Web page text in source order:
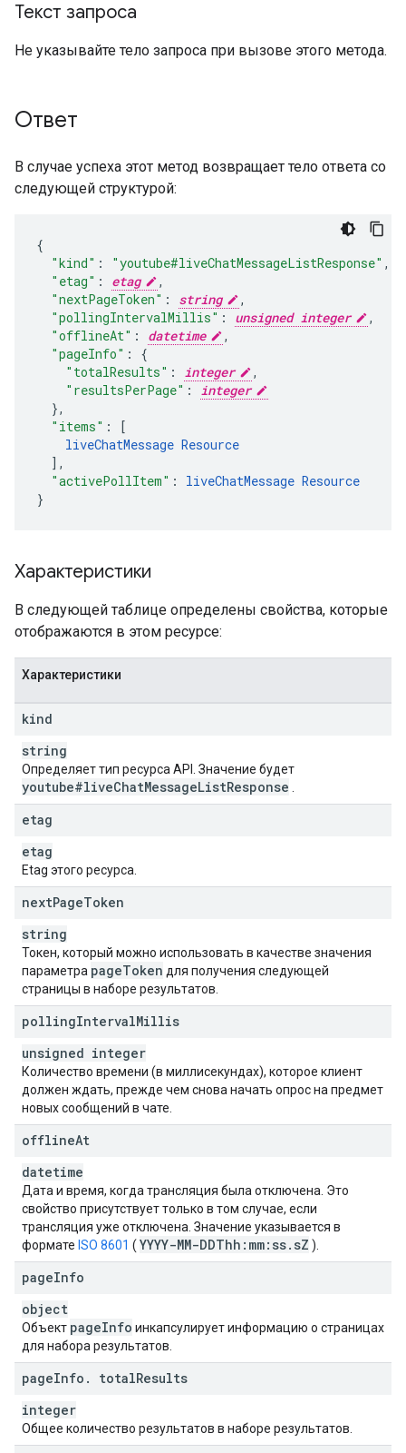
Текст запроса
Не указывайте тело запроса при вызове этого метода.
Ответ
В случае успеха этот метод возвращает тело ответа со
следующей структурой:
"kind" : "youtube#liveChatMessageListResponse" ,
"etag" : etag
,
"nextPageToken" : string
,
"pollingIntervalMillis" : unsigned integer
,
"offlineAt" : datetime
,
"pageInfo" :
"totalResults" : integer
,
"resultsPerPage" :
integer
},
"items" :
[
liveChatMessage Resource
],
"activePollItem" : liveChatMessage Resource
}
Характеристики
В следующей таблице определены свойства, которые
отображаются в этом ресурсе:
Характеристики
kind
string
Определяет тип ресурса API. Значение будет
youtube#liveChatMessageListResponse
etag
etag
Etag этого ресурса.
nextPageToken
string
Токен, который можно использовать в качестве значения
параметра pageToken для получения следующей
страницы в наборе результатов.
pollingIntervalMillis
unsigned integer
Количество времени (в миллисекундах), которое клиент
должен ждать, прежде чем снова начать опрос на предмет
новых сообщений в чате.
offlineAt
datetime
Дата и время, когда трансляция была отключена. Это
свойство присутствует только в том случае, если
трансляция уже отключена. Значение указывается в
формате ISO 8601 ( YYYY-MM-DDThh:mm:ss. sZ ).
pageInfo
object
Объект pageInfo инкапсулирует информацию о страницах
для набора результатов.
pageInfo . totalResults
integer
Общее количество результатов в наборе результатов.